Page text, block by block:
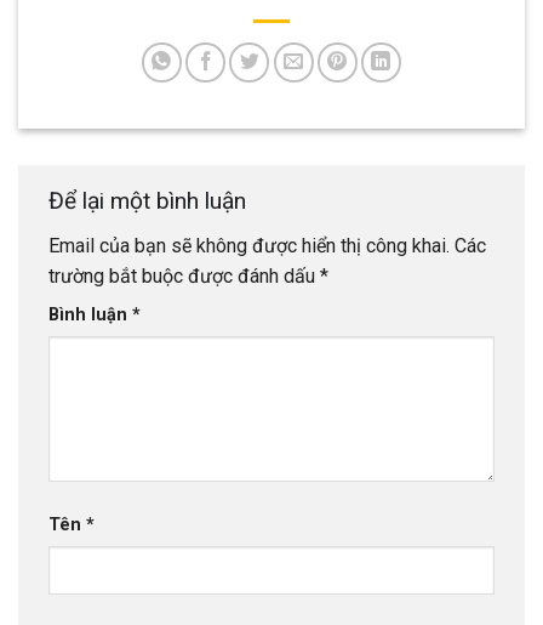
Để lại một bình luận
Email của bạn sẽ không được hiển thị công khai. Các
trường bắt buộc được đánh dấu *
Bình luận *
Tên *